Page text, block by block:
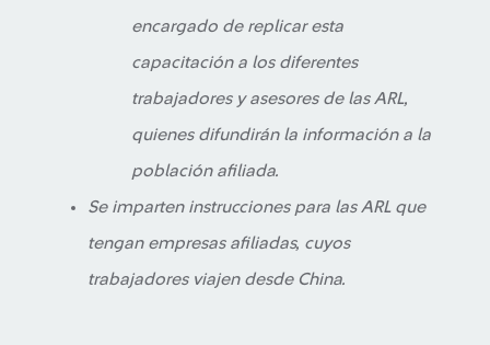
encargado de replicar esta
capacitación a los diferentes
trabajadores y asesores de las ARL,
quienes difundirán la información a la
población afiliada.
Se imparten instrucciones para las ARL que
tengan empresas afiliadas, cuyos
trabajadores viajen desde China.